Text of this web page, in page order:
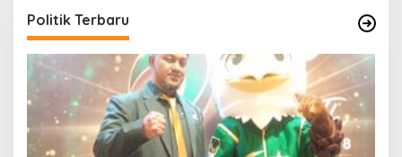
Politik Terbaru